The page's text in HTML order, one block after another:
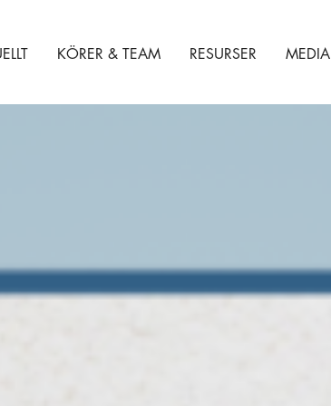
KÖRER & TEAM RESURSER MEDIA